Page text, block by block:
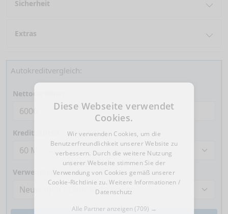
Sicherheit
Extras
Autokreditvergleich:
Nettodarlehen
Kreditlaufzeit
Verwendungszweck
Diese Webseite verwendet
Cookies.
Wir verwenden Cookies, um die
Benutzerfreundlichkeit unserer Website zu
verbessern. Durch die weitere Nutzung
unserer Webseite stimmen Sie der
Verwendung von Cookies gemäß unserer
Cookie-Richtlinie zu.Weitere Informationen /
Datenschutz
Alle Partner anzeigen (709) →